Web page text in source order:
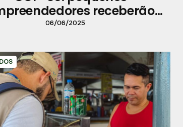
receberão
capacitação do Sebrae
06/06/2025